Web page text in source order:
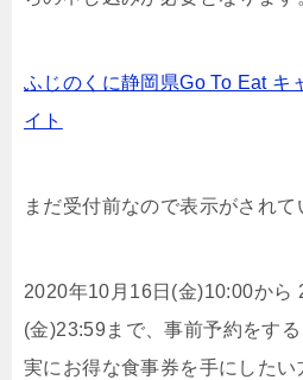
ふじのくに静岡県Go To Eat キ
イト
まだ受付前なので表示がされて
2020年10⽉16⽇(金)10:00から
(金)23:59まで、事前予約をす
実にお得な食事券を手にしたい